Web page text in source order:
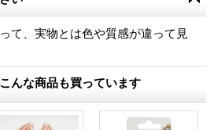
て、実物とは色や質感が違って見
んな商品も買っています